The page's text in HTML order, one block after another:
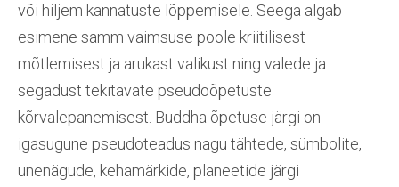
või hiljem kannatuste lõppemisele. Seega algab
esimene samm vaimsuse poole kriitilisest
mõtlemisest ja arukast valikust ning valede ja
segadust tekitavate pseudoõpetuste
kõrvalepanemisest. Buddha õpetuse järgi on
igasugune pseudoteadus nagu tähtede, sümbolite,
unenägude, kehamärkide, planeetide järgi